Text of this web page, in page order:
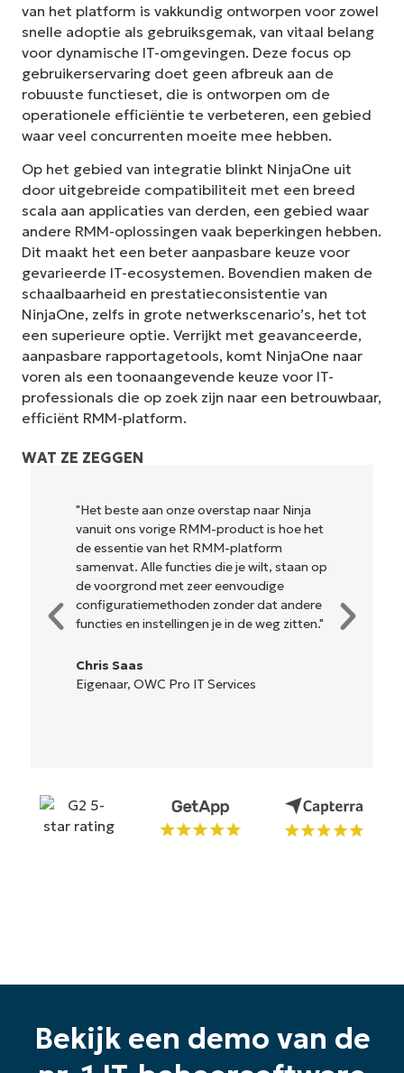
van het platform is vakkundig ontworpen voor zowel
snelle adoptie als gebruiksgemak, van vitaal belang
voor dynamische IT-omgevingen. Deze focus op
gebruikerservaring doet geen afbreuk aan de
robuuste functieset, die is ontworpen om de
operationele efficiëntie te verbeteren, een gebied
waar veel concurrenten moeite mee hebben.
Op het gebied van integratie blinkt NinjaOne uit
door uitgebreide compatibiliteit met een breed
scala aan applicaties van derden, een gebied waar
andere RMM-oplossingen vaak beperkingen hebben.
Dit maakt het een beter aanpasbare keuze voor
gevarieerde IT-ecosystemen. Bovendien maken de
schaalbaarheid en prestatieconsistentie van
NinjaOne, zelfs in grote netwerkscenario’s, het tot
een superieure optie. Verrijkt met geavanceerde,
aanpasbare rapportagetools, komt NinjaOne naar
voren als een toonaangevende keuze voor IT-
professionals die op zoek zijn naar een betrouwbaar,
efficiënt RMM-platform.
WAT ZE ZEGGEN
"NinjaOne is ongelofelijk gebruiksvriendelijk
en combineert een vloeiende interface met
krachtige back-end functies. Er is geen
ingewikkelde installatie of moeilijk te
beheren interface. Alle opties en
hulpmiddelen zijn duidelijk gelabeld,
gemakkelijk te begrijpen en de interface
Ryan Reiffenberger
Bekijk een demo van de
First
and